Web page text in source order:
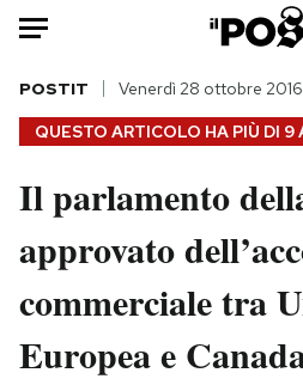
HOME
Italia
Politica
Tecnologia
Scienza
QUESTO ARTICOLO HA PIÙ DI 9
POSTIT Venerdì 28 ottobre 2016
Il parlamento
approvato
commerciale tra
Europea e